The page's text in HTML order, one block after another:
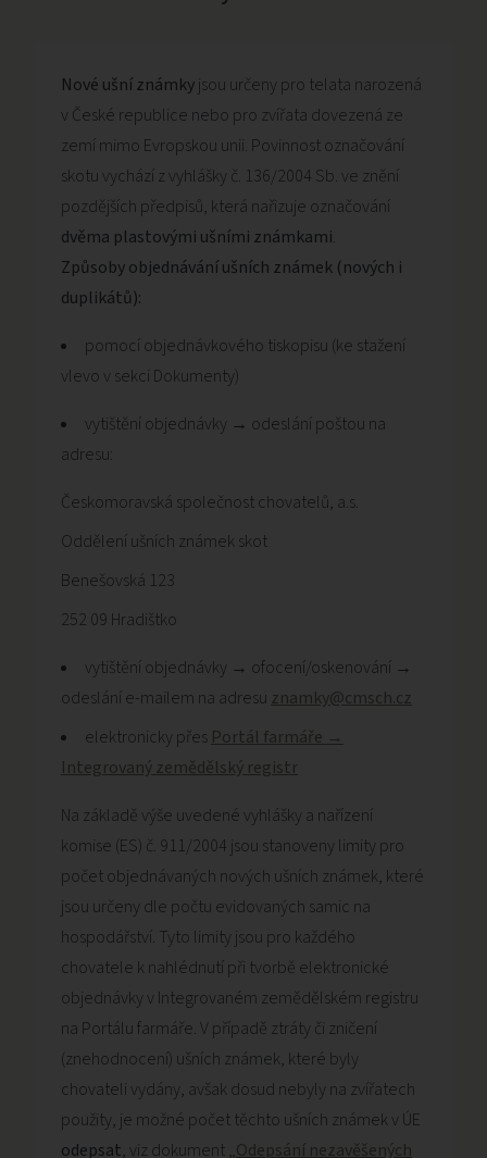
Nové ušní známkyjsou určeny pro telata narozená
v České republice nebo pro zvířata dovezená ze
zemí mimo Evropskou unii. Povinnost označování
skotu vychází z vyhlášky č. 136/2004 Sb. ve znění
pozdějších předpisů, která nařizuje označování
dvěma plastovými ušními známkami.
Způsoby objednávání ušních známek (nových i
duplikátů):
pomocí objednávkového tiskopisu (ke stažení
vlevo v sekci Dokumenty)
vytištění objednávky → odeslání poštou na
adresu:
Českomoravská společnost chovatelů, a.s.
Oddělení ušních známek skot
Benešovská 123
252 09 Hradištko
vytištění objednávky → ofocení/oskenování →
odeslání e-mailem na adresu znamky@cmsch.cz
elektronicky přes Portál farmáře →
Integrovaný zemědělský registr
Na základě výše uvedené vyhlášky a nařízení
komise (ES) č. 911/2004 jsou stanoveny limity pro
počet objednávaných nových ušních známek, které
jsou určeny dle počtu evidovaných samic na
hospodářství. Tyto limity jsou pro každého
chovatele k nahlédnutí při tvorbě elektronické
objednávky v Integrovaném zemědělském registru
na Portálu farmáře. V případě ztráty či zničení
(znehodnocení) ušních známek, které byly
chovateli vydány, avšak dosud nebyly na zvířatech
použity, je možné počet těchto ušních známek v ÚE
odepsat, viz dokument„Odepsání nezavěšených